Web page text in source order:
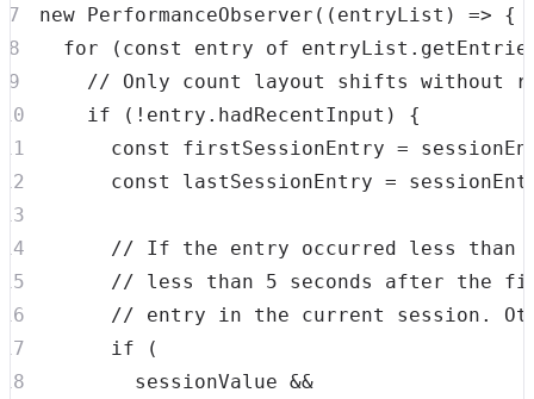
new PerformanceObserver ( ( entryList ) =>
{
for
( const entry of entryList .
// Only count layout shifts without
if
( ! entry . hadRecentInput )
{
const
firstSessionEntry =
const
lastSessionEntry =
// If the entry occurred less than
// less than 5 seconds after the
// entry in the current session.
if
(
        sessionValue
&&